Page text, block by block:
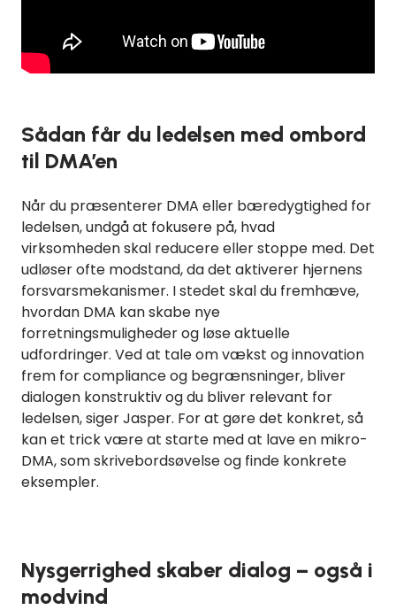
Sådan får du ledelsen med ombord
til DMA’en
Når du præsenterer DMA eller bæredygtighed for
ledelsen, undgå at fokusere på, hvad
virksomheden skal reducere eller stoppe med. Det
udløser ofte modstand, da det aktiverer hjernens
forsvarsmekanismer. I stedet skal du fremhæve,
hvordan DMA kan skabe nye
forretningsmuligheder og løse aktuelle
udfordringer. Ved at tale om vækst og innovation
frem for compliance og begrænsninger, bliver
dialogen konstruktiv og du bliver relevant for
ledelsen, siger Jasper. For at gøre det konkret, så
kan et trick være at starte med at lave en mikro-
DMA, som skrivebordsøvelse og finde konkrete
eksempler.
Nysgerrighed skaber dialog – også i
modvind